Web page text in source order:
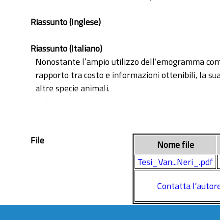
Riassunto (Inglese)
Riassunto (Italiano)
Nonostante l’ampio utilizzo dell’emogramma
rapporto tra costo e informazioni ottenibili, la
altre specie animali.
Nella parte generale di questa tesi è stato
specifiche dell’esame emocromocitometrico
dei pazienti equini presentati in visita presso
stati scelti in quanto esemplificativi dei
evidenziare le caratteristiche ematologiche
CBC, e correlare i riscontri dell’emocromo allo
File Nome file
Tesi_Van...Neri_.pdf
Contatta